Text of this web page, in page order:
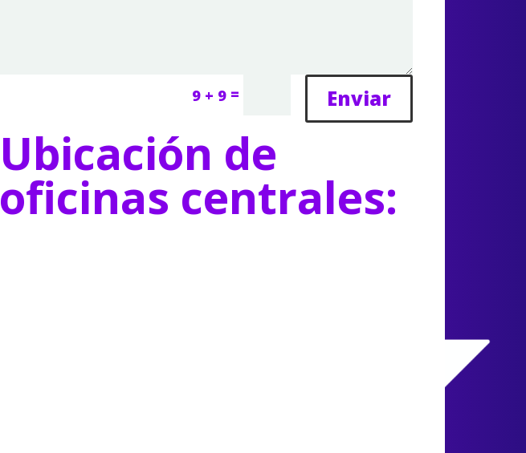
9 + 9 = Enviar
Ubicación de
oficinas centrales: